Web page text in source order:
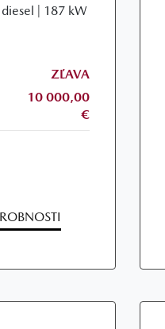
| 187 kW
ZĽAVA
10 000,00
€